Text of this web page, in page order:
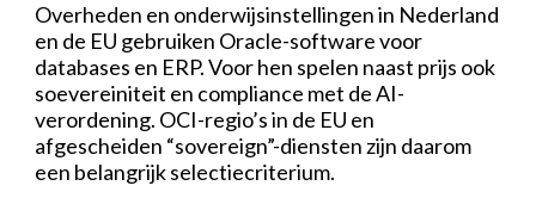
Overheden en onderwijsinstellingen in Nederland
en de EU gebruiken Oracle-software voor
databases en ERP. Voor hen spelen naast prijs ook
soevereiniteit en compliance met de AI-
verordening. OCI-regio’s in de EU en
afgescheiden “sovereign”-diensten zijn daarom
een belangrijk selectiecriterium.